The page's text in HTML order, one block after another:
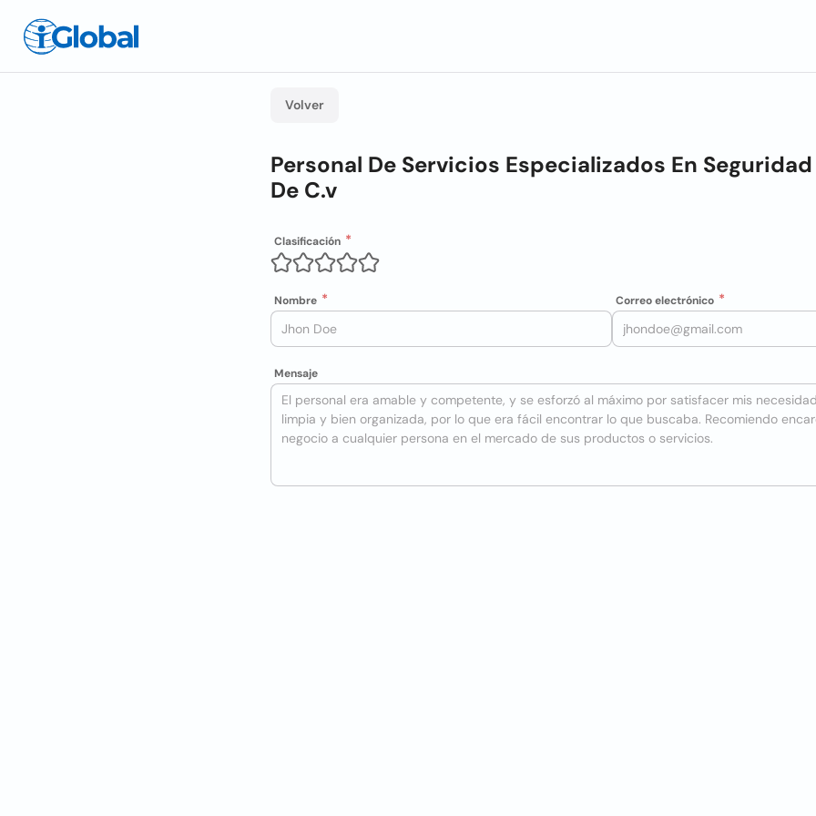
Volver
Personal De Servicios Especializados En Seguridad
De C.v
Clasificación
Nombre Correo electrónico
Mensaje